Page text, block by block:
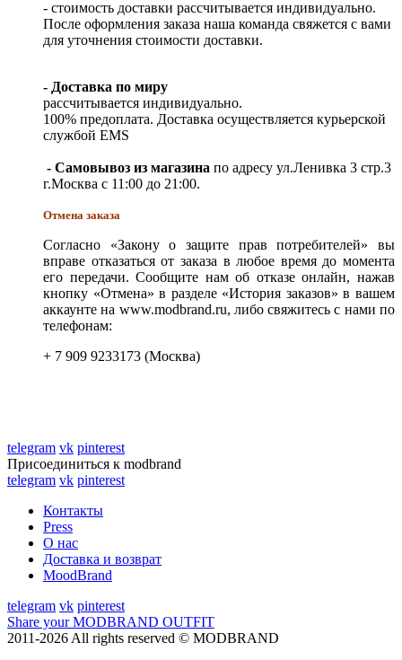
- стоимость доставки рассчитывается индивидуально.
После оформления заказа наша команда свяжется с вами
для уточнения стоимости доставки.
- Доставка по миру
рассчитывается индивидуально.
100% предоплата. Доставка осуществляется курьерской
службой EMS
- Самовывоз из магазина по адресу ул.Ленивка 3 стр.3
г.Москва с 11:00 до 21:00.
Отмена заказа
Согласно «Закону о защите прав потребителей» вы
вправе отказаться от заказа в любое время до момента
его передачи. Сообщите нам об отказе онлайн, нажав
кнопку «Отмена» в разделе «История заказов» в вашем
аккаунте на www.modbrand.ru, либо свяжитесь с нами по
телефонам:
+ 7 909 9233173 (Москва)
telegram vk pinterest
Присоединиться к modbrand
telegram vk pinterest
Контакты
Press
О нас
Доставка и возврат
MoodBrand
telegram vk pinterest
Share your MODBRAND OUTFIT
2011-2026 All rights reserved © MODBRAND